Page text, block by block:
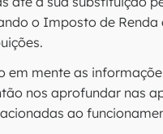
o Imposto de Renda
em mente as
nos aprofundar nas
ao